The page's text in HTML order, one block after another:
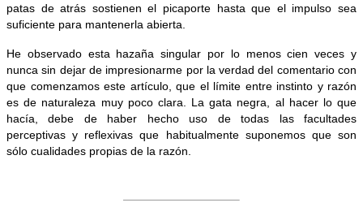
patas de atrás sostienen el picaporte hasta que el impulso sea
suficiente para mantenerla abierta.
He observado esta hazaña singular por lo menos cien veces y
nunca sin dejar de impresionarme por la verdad del comentario con
que comenzamos este artículo, que el límite entre instinto y razón
es de naturaleza muy poco clara. La gata negra, al hacer lo que
hacía, debe de haber hecho uso de todas las facultades
perceptivas y reflexivas que habitualmente suponemos que son
sólo cualidades propias de la razón.